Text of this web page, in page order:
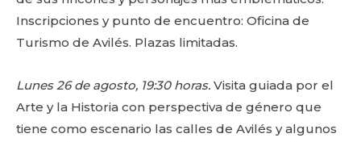
Inscripciones y punto de encuentro: Oficina de
Turismo de Avilés. Plazas limitadas.
Lunes 26 de agosto, 19:30 horas. Visita guiada por el
Arte y la Historia con perspectiva de género que
tiene como escenario las calles de Avilés y algunos